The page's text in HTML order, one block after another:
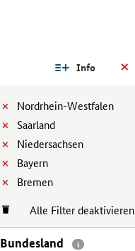
Info
Nordrhein-Westfalen
Saarland
Niedersachsen
Bayern
Bremen
Alle Filter deaktivieren
Bundesland i